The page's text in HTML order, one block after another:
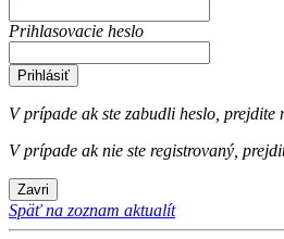
Prihlasovacie heslo
Prihlásiť
V prípade ak ste zabudli heslo, prejdite
V prípade ak nie ste registrovaný,
Zavri
Späť na zoznam aktualít